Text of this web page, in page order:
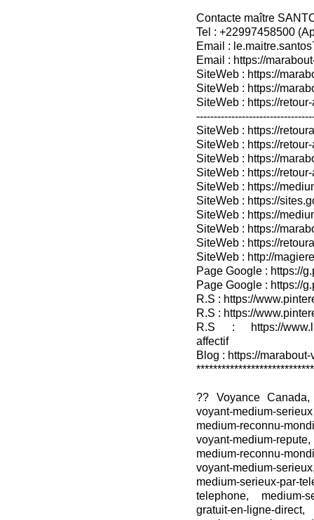
Contacte maître
Tel : +22997458500
Email :
Email : https://
SiteWeb : https://
SiteWeb : https://
SiteWeb : https://
SiteWeb : https://
SiteWeb : https://
SiteWeb : https://
SiteWeb : https://
SiteWeb : https://
SiteWeb : https://
SiteWeb : https://
SiteWeb : https://
SiteWeb : https://
SiteWeb : http://
Page Google : https://
Page Google : https://
R.S : https://
R.S : https://
R.S : https://
affectif
Blog : https://
?? Voyance
voyant-medium-
medium-reconnu-
voyant-medium-
medium-reconnu-
voyant-medium-
medium-serieux-
telephone, medium-
gratuit-en-ligne-